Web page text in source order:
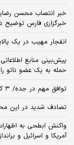
خبر انتصاب محسن
خبرگزاری فارس توضیح
انفجار مهیب در یک
پیش‌بینی منابع
حمله به یک عضو ناتو را
توافق مهم در جده/ ۳ کشور منطقه توافقنامه نظامی امضا می‌کنند
تصادف شدید در این محور/ ۴ نفر جان
واکنش ابطحی به
آمریکا و اسرائیل و